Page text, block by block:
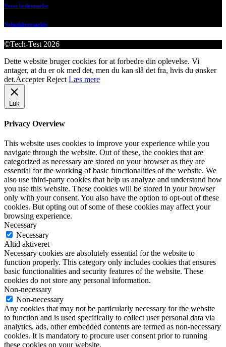
Vores bedømmelse
Nyhedsbrevsarkiv
©Tech-Test 2026
Dette website bruger cookies for at forbedre din oplevelse. Vi
antager, at du er ok med det, men du kan slå det fra, hvis du ønsker
det.Accepter Reject Læs mere
Luk
Privacy Overview
This website uses cookies to improve your experience while you
navigate through the website. Out of these, the cookies that are
categorized as necessary are stored on your browser as they are
essential for the working of basic functionalities of the website. We
also use third-party cookies that help us analyze and understand how
you use this website. These cookies will be stored in your browser
only with your consent. You also have the option to opt-out of these
cookies. But opting out of some of these cookies may affect your
browsing experience.
Necessary
Necessary
Altid aktiveret
Necessary cookies are absolutely essential for the website to
function properly. This category only includes cookies that ensures
basic functionalities and security features of the website. These
cookies do not store any personal information.
Non-necessary
Non-necessary
Any cookies that may not be particularly necessary for the website
to function and is used specifically to collect user personal data via
analytics, ads, other embedded contents are termed as non-necessary
cookies. It is mandatory to procure user consent prior to running
these cookies on your website.